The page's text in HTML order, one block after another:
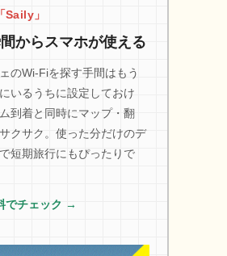
Saily」
からスマホが使える
のWi-Fiを探す手間はもう
いるうちに設定しておけ
到着と同時にマップ・翻
クサク。使った分だけのデ
短期旅行にもぴったりで
でチェック →